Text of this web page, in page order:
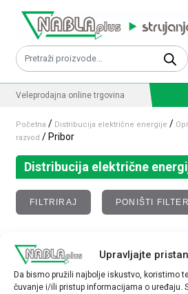
Upravljajte
Da bismo pružili najbolje iskustvo, koristimo
čuvanje i/ili pristup informacijama o uređaju.
Pretraži:
Veleprodajna online trgovina
Početna / Distribucija električne energije /
razvod / Pribor
Distribucija električne
FILTRIRAJ PONIŠTI FILTER
Pribor
Nisu pronađeni proizvodi koji